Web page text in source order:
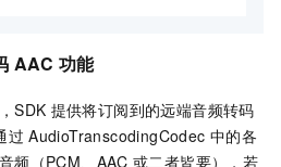
AAC 功能
SDK 提供将订阅到的远端音频转码
过 AudioTranscodingCodec 中的各
频（PCM、AAC 或二者皆要），若